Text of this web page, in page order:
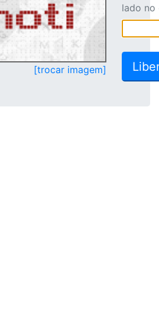
[trocar imagem]
lado no